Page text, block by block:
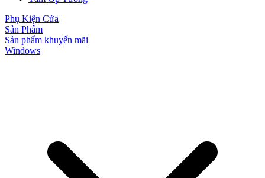
Phụ Kiện Cửa
Sản Phẩm
Sản phẩm khuyến mãi
Windows